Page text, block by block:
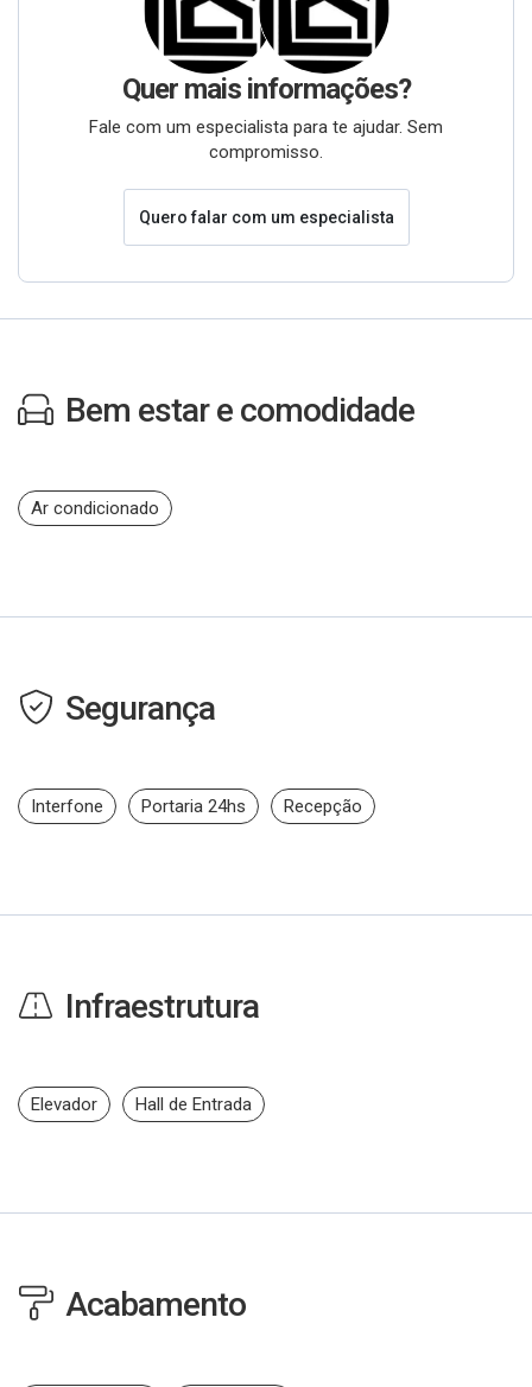
Quer mais informações?
Fale com um especialista para te ajudar. Sem
compromisso.
Quero falar com um especialista
Bem estar e comodidade
Ar condicionado
Segurança
Interfone Portaria 24hs Recepção
Infraestrutura
Elevador Hall de Entrada
Acabamento